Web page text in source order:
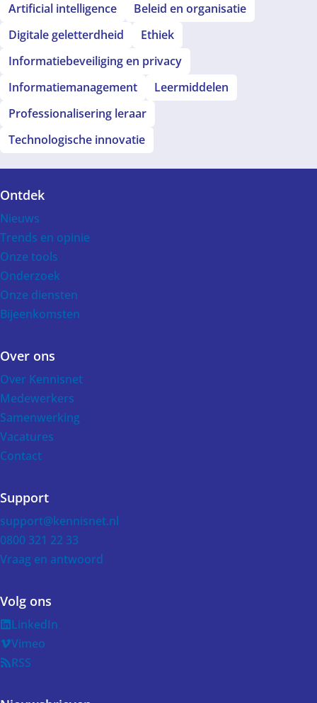
Artificial intelligence
Beleid en organisatie
Digitale geletterdheid
Ethiek
Informatiebeveiliging en privacy
Informatiemanagement
Leermiddelen
Professionalisering leraar
Technologische innovatie
Voet
Ontdek
Nieuws
Trends en opinie
Onze tools
Onderzoek
Onze diensten
Bijeenkomsten
Over ons
Over Kennisnet
Medewerkers
Samenwerking
Vacatures
Contact
Support
support@kennisnet.nl
0800 321 22 33
Vraag en antwoord
Volg ons
LinkedIn
Vimeo
RSS